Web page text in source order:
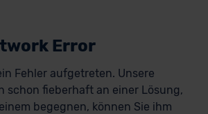
Error
Fehler aufgetreten. Unsere
schon fieberhaft an einer Lösung,
begegnen, können Sie ihm